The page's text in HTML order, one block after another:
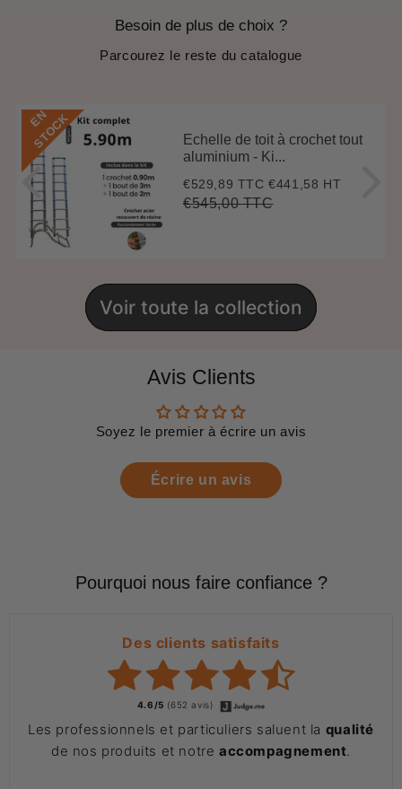
Besoin de plus de choix ?
Parcourez le reste du catalogue
E
N
S
T
O
C
K
Echelle de toit à crochet tout
aluminium - Ki...
Prix
réduit
€529,89 TTC€529,89
€441,58 HT
Prix
€545,00 TTC€545,00
Voir toute la collection
Avis Clients
Soyez le premier à écrire un avis
Écrire un avis
Pourquoi nous faire confiance ?
Des clients satisfaits
4.6/5 (652 avis)
Les professionnels et particuliers saluent la qualité
de nos produits et notre accompagnement